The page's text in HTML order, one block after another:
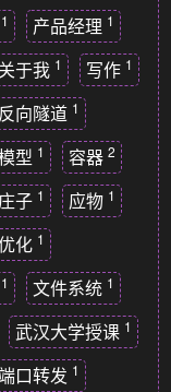
1 产品经理 1
关于我 1 写作 1
反向隧道 1
型 1 容器 2
庄子 1 应物 1
化 1
1 文件系统 1
武汉大学授课 1
口转发 1